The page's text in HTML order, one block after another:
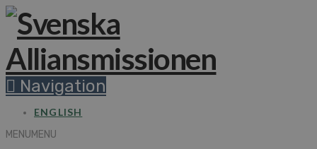
Navigation
ENGLISH
MENUMENU